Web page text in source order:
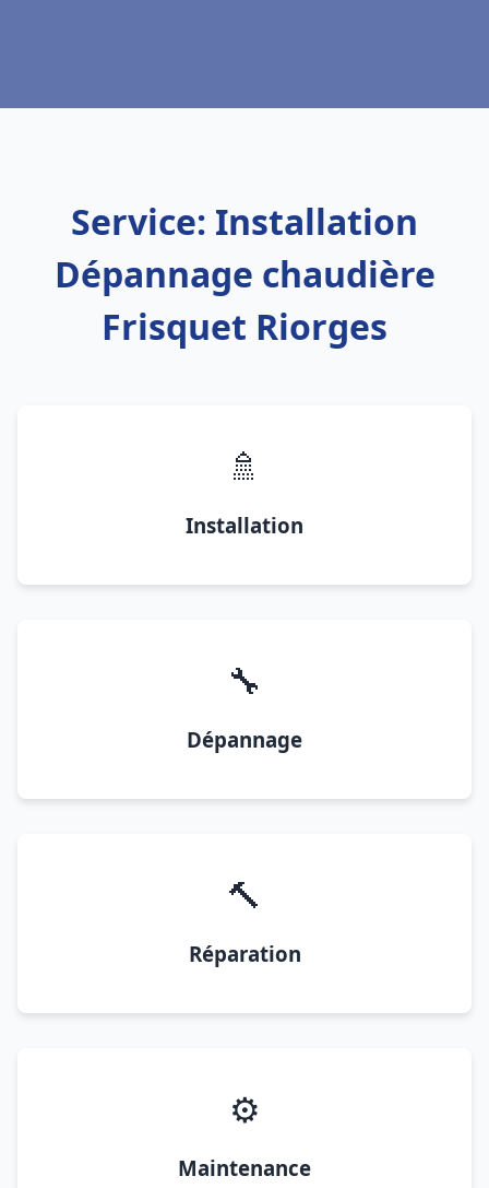
Service: Installation
Dépannage chaudière
Frisquet Riorges
🚿
Installation
🔧
Dépannage
🔨
Réparation
⚙️
Maintenance